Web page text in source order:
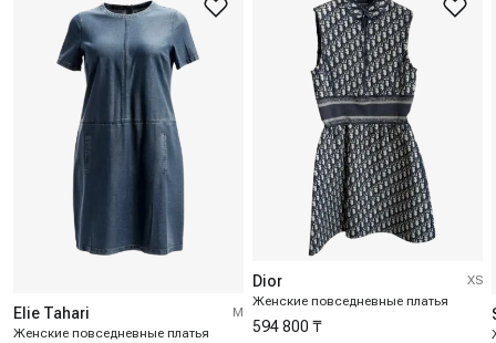
Elie Tahari
Женские повседневные платья
M
Dior
Женские повседневные платья
XS
594 800 ₸